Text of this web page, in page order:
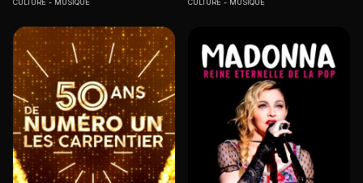
CULTURE MUSIQUE CULTURE MUSIQUE